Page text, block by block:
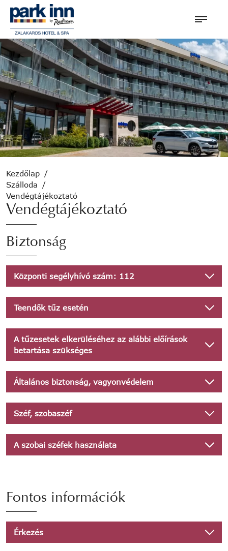
Kezdőlap /
Szálloda
/
Vendégtájékoztató
Vendégtájékoztató
Biztonság
Központi segélyhívó szám: 112
Teendők tűz esetén
A tűzesetek elkerüléséhez az alábbi előírások
betartása szükséges
Általános biztonság, vagyonvédelem
Széf, szobaszéf
A szobai széfek használata
Fontos információk
Érkezés